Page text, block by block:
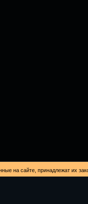
на сайте, принадлежат их